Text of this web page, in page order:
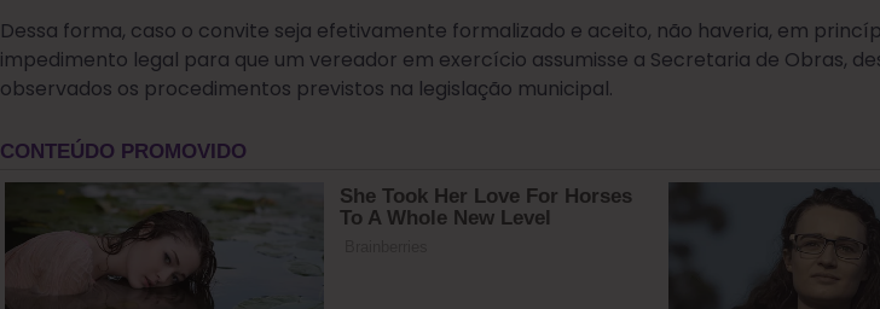
Dessa forma, caso o convite seja efetivamente formalizado e aceito, não haveria, em
impedimento legal para que um vereador em exercício assumisse a Secretaria de Obras,
observados os procedimentos previstos na legislação municipal.